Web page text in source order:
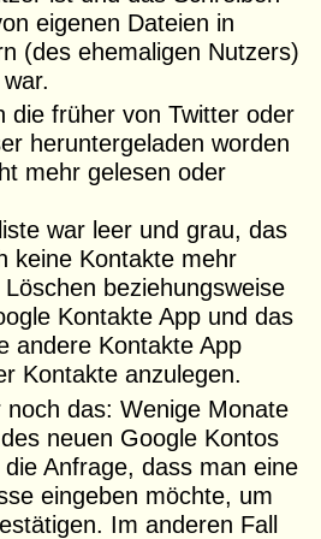
eigenen Dateien in
(des ehemaligen Nutzers)
die früher von Twitter oder
heruntergeladen worden
mehr gelesen oder
war leer und grau, das
keine Kontakte mehr
beziehungsweise
Kontakte App und das
andere Kontakte App
Kontakte anzulegen.
das: Wenige Monate
neuen Google Kontos
Anfrage, dass man eine
eingeben möchte, um
Im anderen Fall